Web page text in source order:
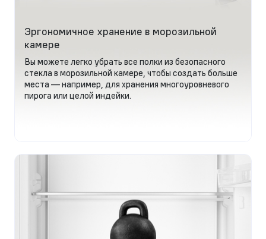
Эргономичное хранение в морозильной
камере
Вы можете легко убрать все полки из безопасного
стекла в морозильной камере, чтобы создать больше
места — например, для хранения многоуровневого
пирога или целой индейки.